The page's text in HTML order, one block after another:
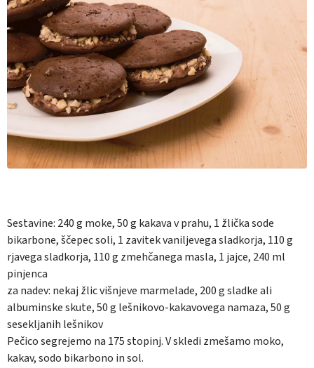
Sestavine: 240 g moke, 50 g kakava v prahu, 1 žlička sode
bikarbone, ščepec soli, 1 zavitek vaniljevega sladkorja, 110 g
rjavega sladkorja, 110 g zmehčanega masla, 1 jajce, 240 ml
pinjenca
za nadev: nekaj žlic višnjeve marmelade, 200 g sladke ali
albuminske skute, 50 g lešnikovo-kakavovega namaza, 50 g
sesekljanih lešnikov
Pečico segrejemo na 175 stopinj. V skledi zmešamo moko,
kakav, sodo bikarbono in sol.